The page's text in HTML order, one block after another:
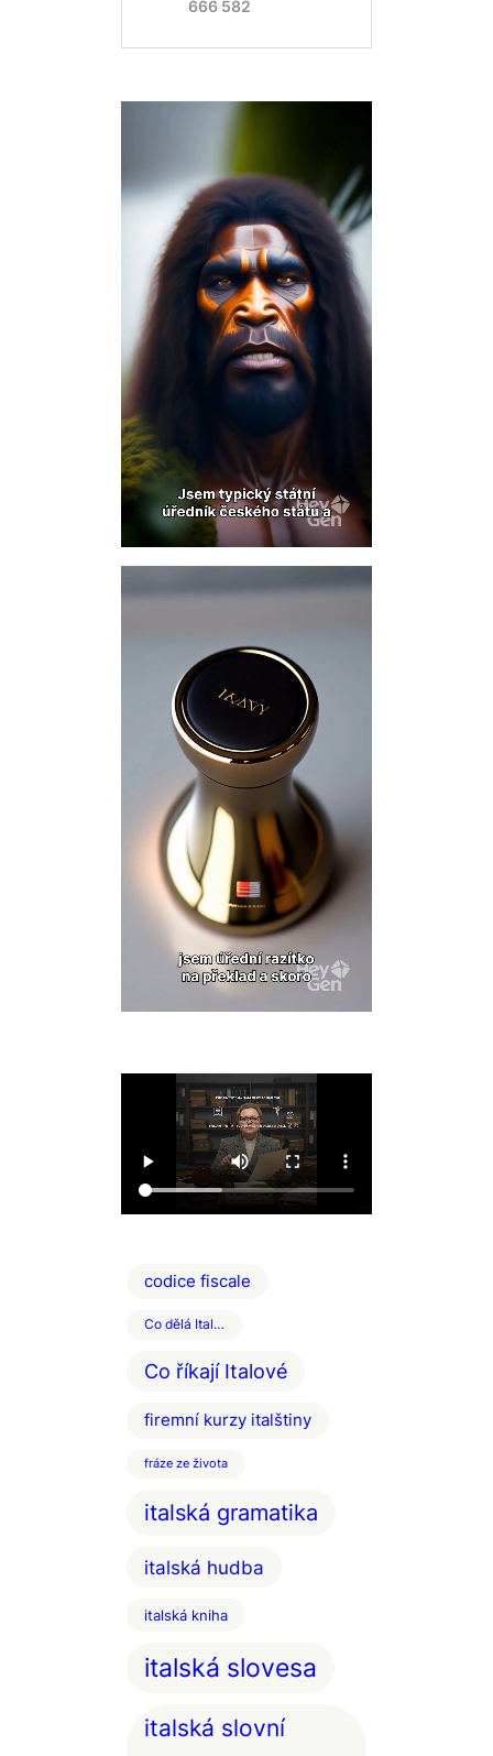
codice fiscale
Co dělá Ital…
Co říkají Italové
firemní kurzy italštiny
fráze ze života
italská gramatika
italská hudba
italská kniha
italská slovesa
italská slovní